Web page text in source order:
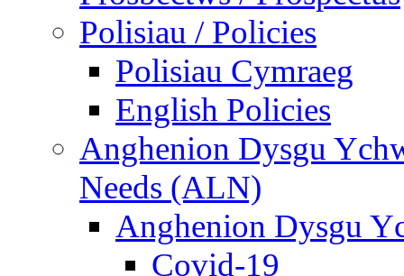
Polisiau / Policies
Polisiau Cymraeg
English Policies
Anghenion Dysgu
Needs (ALN)
Anghenion Dysgu
Covid-19